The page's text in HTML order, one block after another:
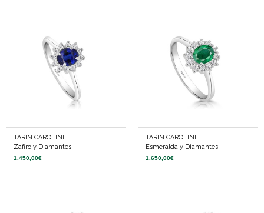
Zafiro y Diamantes
1.450,00 €
Esmeralda y Diamantes
1.650,00€